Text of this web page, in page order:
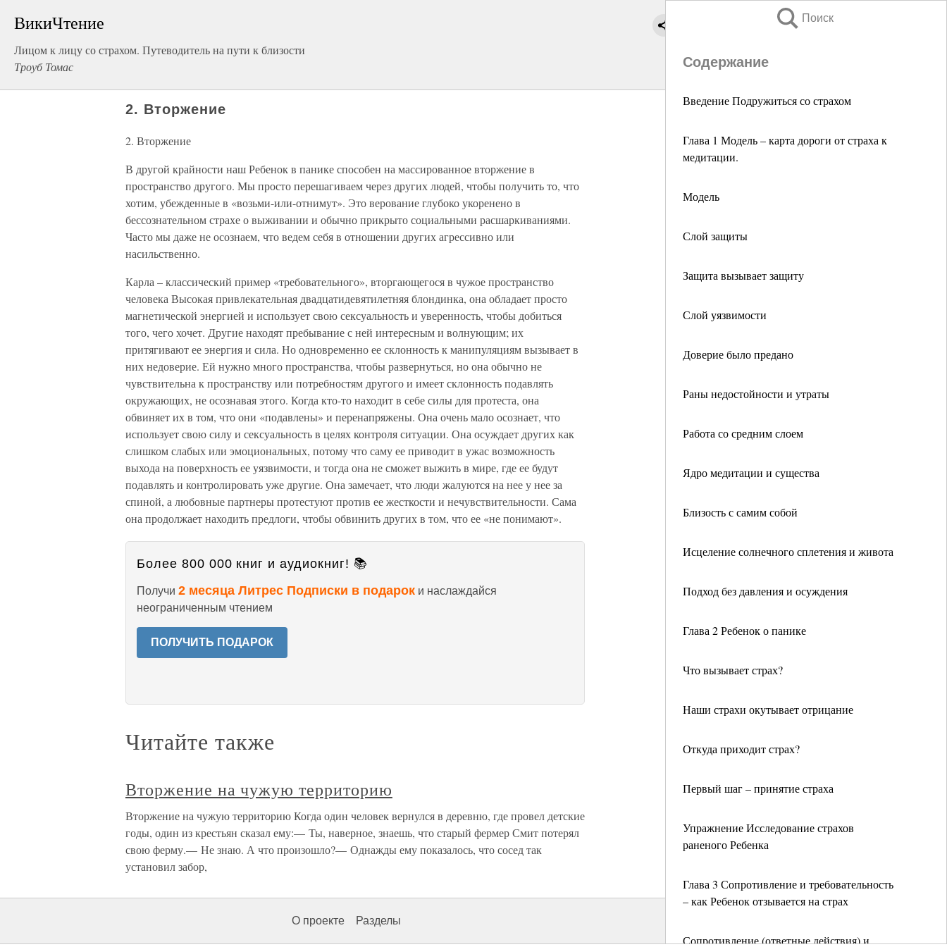
ВикиЧтение
Лицом к лицу со страхом. Путеводитель на пути к близости
Троуб Томас
Поиск
Содержание
Введение Подружиться со страхом
Глава 1 Модель – карта дороги от страха к
медитации.
Модель
Слой защиты
Защита вызывает защиту
Слой уязвимости
Доверие было предано
Раны недостойности и утраты
Работа со средним слоем
Ядро медитации и существа
Близость с самим собой
Исцеление солнечного сплетения и живота
Подход без давления и осуждения
Глава 2 Ребенок о панике
Что вызывает страх?
Наши страхи окутывает отрицание
Откуда приходит страх?
Первый шаг – принятие страха
Упражнение Исследование страхов
раненого Ребенка
Глава 3 Сопротивление и требовательность
– как Ребенок отзывается на страх
Сопротивление (ответные действия) и
2. Вторжение
2. Вторжение
В другой крайности наш Ребенок в панике способен на массированное вторжение в
пространство другого. Мы просто перешагиваем через других людей, чтобы получить то, что
хотим, убежденные в «возьми-или-отнимут». Это верование глубоко укоренено в
бессознательном страхе о выживании и обычно прикрыто социальными расшаркиваниями.
Часто мы даже не осознаем, что ведем себя в отношении других агрессивно или
насильственно.
Карла – классический пример «требовательного», вторгающегося в чужое пространство
человека Высокая привлекательная двадцатидевятилетняя блондинка, она обладает просто
магнетической энергией и использует свою сексуальность и уверенность, чтобы добиться
того, чего хочет. Другие находят пребывание с ней интересным и волнующим; их
притягивают ее энергия и сила. Но одновременно ее склонность к манипуляциям вызывает в
них недоверие. Ей нужно много пространства, чтобы развернуться, но она обычно не
чувствительна к пространству или потребностям другого и имеет склонность подавлять
окружающих, не осознавая этого. Когда кто-то находит в себе силы для протеста, она
обвиняет их в том, что они «подавлены» и перенапряжены. Она очень мало осознает, что
использует свою силу и сексуальность в целях контроля ситуации. Она осуждает других как
слишком слабых или эмоциональных, потому что саму ее приводит в ужас возможность
выхода на поверхность ее уязвимости, и тогда она не сможет выжить в мире, где ее будут
подавлять и контролировать уже другие. Она замечает, что люди жалуются на нее у нее за
спиной, а любовные партнеры протестуют против ее жесткости и нечувствительности. Сама
она продолжает находить предлоги, чтобы обвинить других в том, что ее «не понимают».
Более 800 000 книг и аудиокниг! 📚
Получи 2 месяца Литрес Подписки в подарок и наслаждайся
неограниченным чтением
ПОЛУЧИТЬ ПОДАРОК
Читайте также
Вторжение на чужую территорию
Вторжение на чужую территорию Когда один человек вернулся в деревню, где провел детские
годы, один из крестьян сказал ему:— Ты, наверное, знаешь, что старый фермер Смит потерял
свою ферму.— Не знаю. А что произошло?— Однажды ему показалось, что сосед так
установил забор,
О проекте Разделы